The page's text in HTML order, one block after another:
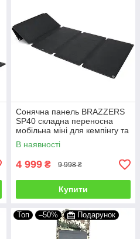
Сонячна панель BRAZZERS
SP40 складна переносна
мобільна міні для кемпінгу та
туризму 40 Вт
В наявності
4 999 ₴ 9 998 ₴
Купити
Топ –50% Подарунок